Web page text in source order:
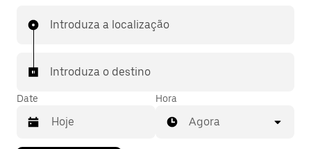
Introduza a localização
Introduza o destino
Date Hora
Agora